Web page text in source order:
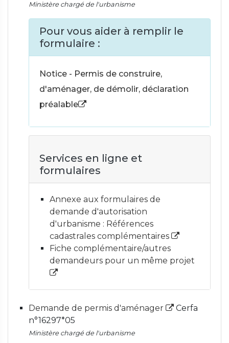
Ministère chargé de l'urbanisme
Pour vous aider à remplir le
formulaire :
Notice - Permis de construire,
d'aménager, de démolir, déclaration
préalable
Services en ligne et
formulaires
Annexe aux formulaires de
demande d'autorisation
d'urbanisme : Références
cadastrales complémentaires
Fiche complémentaire/autres
demandeurs pour un même projet
Demande de permis d'aménager
Cerfa
n°16297*05
Ministère chargé de l'urbanisme